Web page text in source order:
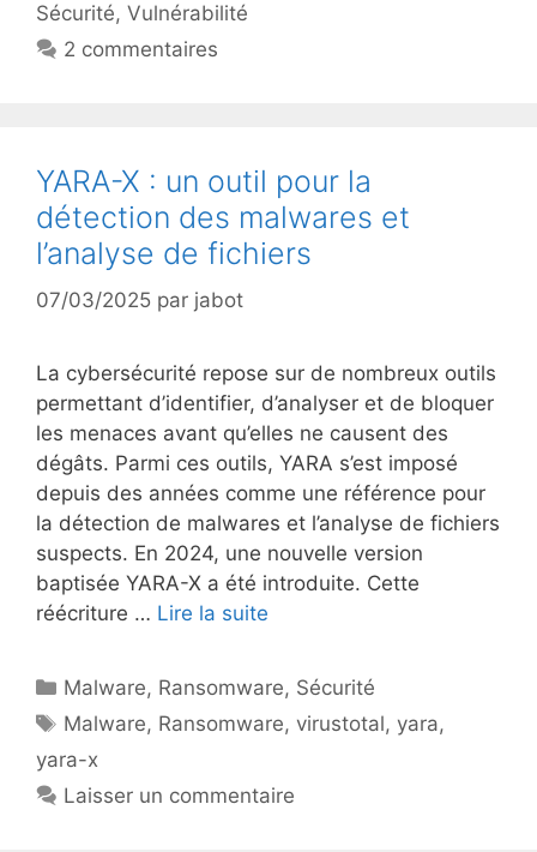
Sécurité, Vulnérabilité
2 commentaires
YARA-X : un outil pour la
détection des malwares et
l’analyse de fichiers
07/03/2025 par jabot
La cybersécurité repose sur de nombreux outils
permettant d’identifier, d’analyser et de bloquer
les menaces avant qu’elles ne causent des
dégâts. Parmi ces outils, YARA s’est imposé
depuis des années comme une référence pour
la détection de malwares et l’analyse de fichiers
suspects. En 2024, une nouvelle version
baptisée YARA-X a été introduite. Cette
réécriture … Lire la suite
Catégories
Malware, Ransomware, Sécurité
Étiquettes
Malware, Ransomware, virustotal, yara,
yara-x
Laisser un commentaire